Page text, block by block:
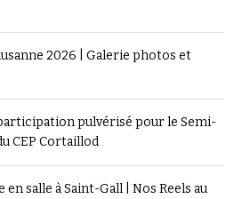
2026 | Galerie photos et
pulvérisé pour le Semi-
CEP Cortaillod
en salle à Saint-Gall | Nos Reels au